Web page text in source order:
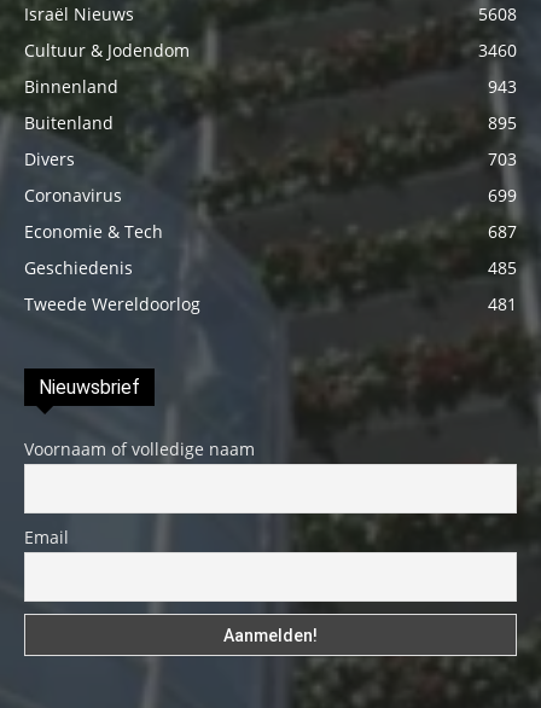
Israël Nieuws
5608
Cultuur & Jodendom
3460
Binnenland
943
Buitenland
895
Divers
703
Coronavirus
699
Economie & Tech
687
Geschiedenis
485
Tweede Wereldoorlog
481
Nieuwsbrief
Voornaam of volledige naam
Email